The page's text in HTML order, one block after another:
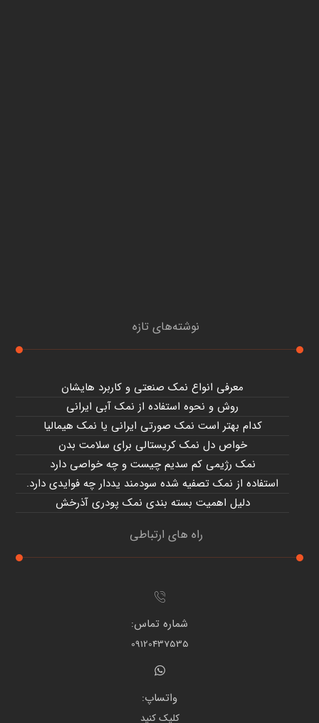
نوشته‌های تازه
معرفی انواع نمک صنعتی و کاربرد هایشان
روش و نحوه استفاده از نمک آبی ایرانی
کدام بهتر است نمک صورتی ایرانی یا نمک هیمالیا
خواص دل نمک کریستالی برای سلامت بدن
نمک رژیمی کم سدیم چیست و چه خواصی دارد
استفاده از نمک تصفیه شده سودمند یددار چه فوایدی دارد.
دلیل اهمیت بسته بندی نمک پودری آذرخش
راه های ارتباطی
شماره تماس:
09120437535
واتساپ:
کلیک کنید